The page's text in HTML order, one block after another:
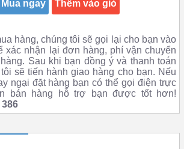
Mua ngay Thêm vào giỏ
hàng, chúng tôi sẽ gọi lại cho bạn vào
xác nhận lại đơn hàng, phí vận chuyển
Sau khi bạn đồng ý và thanh toán
sẽ tiến hành giao hàng cho bạn. Nếu
ngại đặt hàng bạn có thể gọi điện trực
bán hàng hỗ trợ bạn được tốt hơn!
386